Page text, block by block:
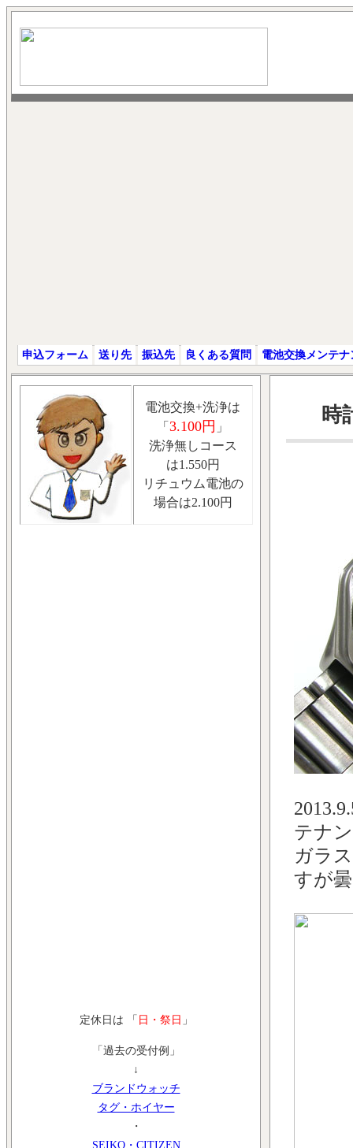
申込フォーム 送り先 振込先 良くある質問 電池交換メンテナ
電池交換+洗浄は
「 3.100円 」
洗浄無しコース
は1.550円
リチュウム電池の
場合は2.100円
定休日は 「 日・祭日 」
「過去の受付例」
↓
ブランドウォッチ
タグ・ホイヤー
・
SEIKO・CITIZEN
時
テナ
ガラ
すが